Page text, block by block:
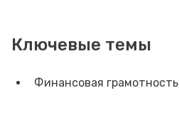
Ключевые темы
Финансовая грамотность